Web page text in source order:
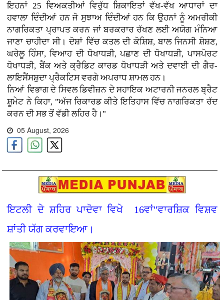
ਇਹਨਾਂ 25 ਵਿਅਕਤੀਆਂ ਵਿਰੁੱਧ ਸ਼ਿਕਾਇਤਾਂ ਵੱਖ-ਵੱਖ ਆਧਾਰਾਂ ਦਾ
ਹਵਾਲਾ ਦਿੰਦੀਆਂ ਹਨ ਜੋ ਸੁਝਾਅ ਦਿੰਦੀਆਂ ਹਨ ਕਿ ਉਹਨਾਂ ਨੂੰ ਅਮਰੀਕੀ
ਨਾਗਰਿਕਤਾ ਪ੍ਰਾਪਤ ਕਰਨ ਜਾਂ ਬਰਕਰਾਰ ਰੱਖਣ ਲਈ ਅਯੋਗ ਮੰਨਿਆ
ਜਾਣਾ ਚਾਹੀਦਾ ਸੀ। ਦੋਸ਼ਾਂ ਵਿੱਚ ਕਤਲ ਦੀ ਕੋਸ਼ਿਸ਼, ਬਾਲ ਜਿਨਸੀ ਸ਼ੋਸ਼ਣ,
ਘਰੇਲੂ ਹਿੰਸਾ, ਵਿਆਹ ਦੀ ਧੋਖਾਧੜੀ, ਪਛਾਣ ਦੀ ਧੋਖਾਧੜੀ, ਪਾਸਪੋਰਟ
ਧੋਖਾਧੜੀ, ਬੈਂਕ ਅਤੇ ਕ੍ਰੈਡਿਟ ਕਾਰਡ ਧੋਖਾਧੜੀ ਅਤੇ ਦਵਾਈ ਦੀ ਗੈਰ-
ਲਾਇਸੈਂਸਸ਼ੁਦਾ ਪ੍ਰੈਕਟਿਸ ਵਰਗੇ ਅਪਰਾਧ ਸ਼ਾਮਲ ਹਨ।
ਨਿਆਂ ਵਿਭਾਗ ਦੇ ਸਿਵਲ ਡਿਵੀਜ਼ਨ ਦੇ ਸਹਾਇਕ ਅਟਾਰਨੀ ਜਨਰਲ ਬ੍ਰੈਟ
ਸ਼ੂਮੇਟ ਨੇ ਕਿਹਾ, "ਅੱਜ ਰਿਕਾਰਡ ਕੀਤੇ ਇਤਿਹਾਸ ਵਿੱਚ ਨਾਗਰਿਕਤਾ ਰੱਦ
ਕਰਨ ਦੀ ਸਭ ਤੋਂ ਵੱਡੀ ਲਹਿਰ ਹੈ।"
05 August, 2026
ਇਟਲੀ ਦੇ ਸ਼ਹਿਰ ਪਾਦੋਵਾ ਵਿਖੇ 16ਵਾਂ"ਵਾਰਸ਼ਿਕ ਵਿਸ਼ਵ
ਸ਼ਾਂਤੀ ਯੱਗ ਕਰਵਾਇਆ।